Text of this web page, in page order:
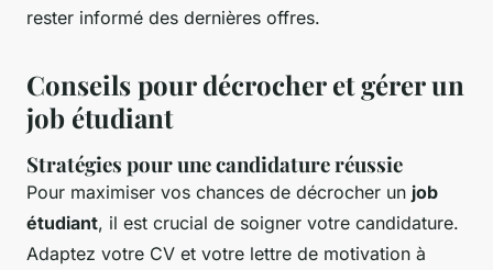
rester informé des dernières offres.
Conseils pour décrocher et gérer un
job étudiant
Stratégies pour une candidature réussie
Pour maximiser vos chances de décrocher un job
étudiant, il est crucial de soigner votre candidature.
Adaptez votre CV et votre lettre de motivation à